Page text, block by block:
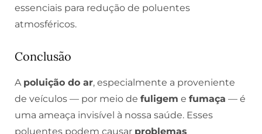
essenciais para redução de poluentes
atmosféricos.
Conclusão
A poluição do ar, especialmente a proveniente
de veículos — por meio de fuligem e fumaça — é
uma ameaça invisível à nossa saúde. Esses
poluentes podem causar problemas